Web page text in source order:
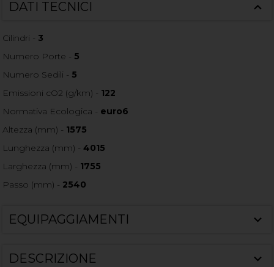
DATI TECNICI
Cilindri - 3
Numero Porte - 5
Numero Sedili - 5
Emissioni cO2 (g/km) - 122
Normativa Ecologica - euro6
Altezza (mm) - 1575
Lunghezza (mm) -4015
Larghezza (mm) - 1755
Passo (mm) - 2540
EQUIPAGGIAMENTI
DESCRIZIONE